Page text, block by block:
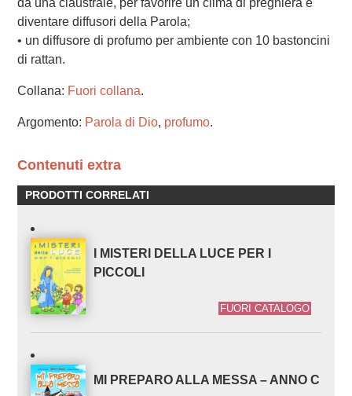
da una claustrale, per favorire un clima di preghiera e
diventare diffusori della Parola;
• un diffusore di profumo per ambiente con 10 bastoncini
di rattan.
Collana: Fuori collana.
Argomento: Parola di Dio, profumo.
Contenuti extra
PRODOTTI CORRELATI
I MISTERI DELLA LUCE PER I
PICCOLI
FUORI CATALOGO
MI PREPARO ALLA MESSA – ANNO C